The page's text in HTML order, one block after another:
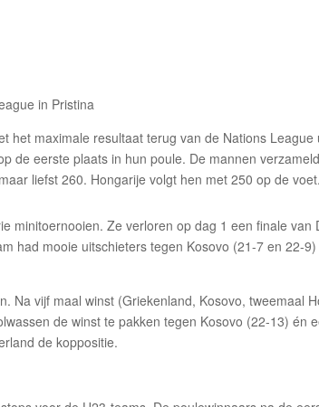
het maximale resultaat terug van de Nations League
de eerste plaats in hun poule. De mannen
liefst 260. Hongarije volgt hen met 250 op de voet.
minitoernooien. Ze verloren op dag 1 een finale van
had mooie uitschieters tegen Kosovo (21-7 en 22-
Na vijf maal winst (Griekenland, Kosovo, tweemaal
de winst te pakken tegen Kosovo (22-13) én
de koppositie.